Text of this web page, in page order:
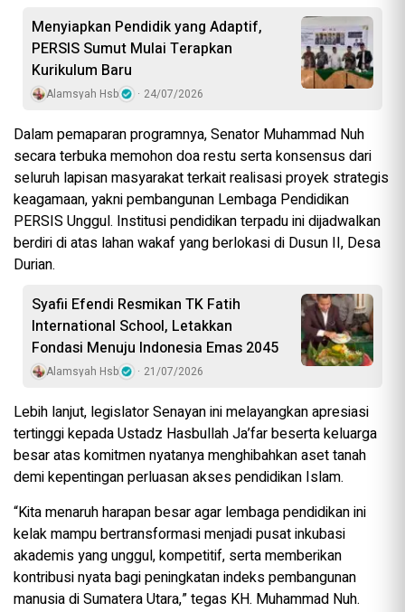
Menyiapkan Pendidik yang Adaptif,
PERSIS Sumut Mulai Terapkan
Kurikulum Baru
Alamsyah Hsb 24/07/2026
Dalam pemaparan programnya, Senator Muhammad Nuh
secara terbuka memohon doa restu serta konsensus dari
seluruh lapisan masyarakat terkait realisasi proyek strategis
keagamaan, yakni pembangunan Lembaga Pendidikan
PERSIS Unggul. Institusi pendidikan terpadu ini dijadwalkan
berdiri di atas lahan wakaf yang berlokasi di Dusun II, Desa
Durian.
Syafii Efendi Resmikan TK Fatih
International School, Letakkan
Fondasi Menuju Indonesia Emas 2045
Alamsyah Hsb 21/07/2026
Lebih lanjut, legislator Senayan ini melayangkan apresiasi
tertinggi kepada Ustadz Hasbullah Ja’far beserta keluarga
besar atas komitmen nyatanya menghibahkan aset tanah
demi kepentingan perluasan akses pendidikan Islam.
“Kita menaruh harapan besar agar lembaga pendidikan ini
kelak mampu bertransformasi menjadi pusat inkubasi
akademis yang unggul, kompetitif, serta memberikan
kontribusi nyata bagi peningkatan indeks pembangunan
manusia di Sumatera Utara,” tegas KH. Muhammad Nuh.